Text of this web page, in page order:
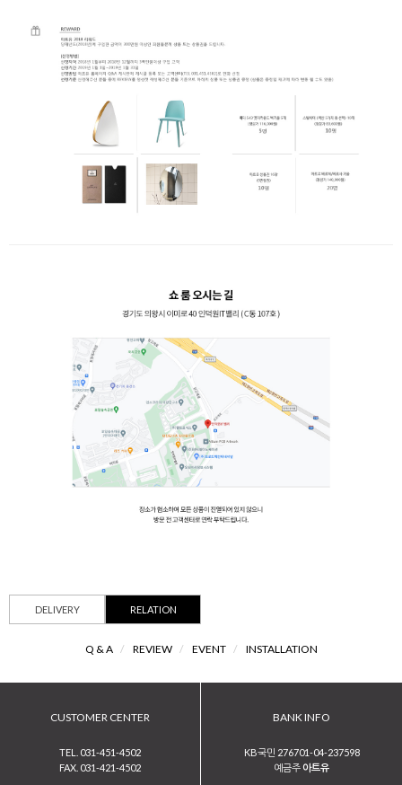
DELIVERY RELATION
Q & A / REVIEW / EVENT / INSTALLATION
CUSTOMER CENTER
TEL. 031-451-4502
FAX. 031-421-4502
BANK INFO
KB국민 276701-04-237598
예금주 아트유